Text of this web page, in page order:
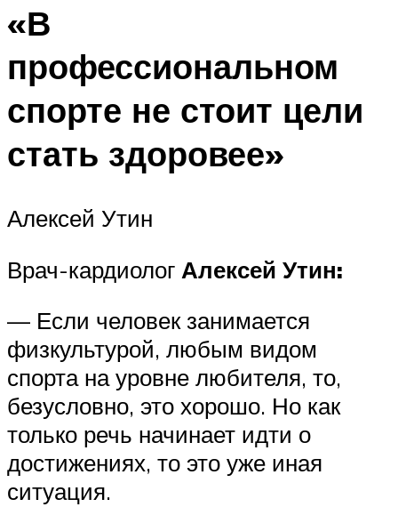
«В
профессиональном
спорте не стоит цели
стать здоровее»
Алексей Утин
Врач-кардиолог Алексей Утин:
— Если человек занимается
физкультурой, любым видом
спорта на уровне любителя, то,
безусловно, это хорошо. Но как
только речь начинает идти о
достижениях, то это уже иная
ситуация.